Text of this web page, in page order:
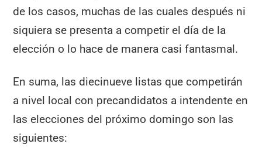
de los casos, muchas de las cuales después ni
siquiera se presenta a competir el día de la
elección o lo hace de manera casi fantasmal.
En suma, las diecinueve listas que competirán
a nivel local con precandidatos a intendente en
las elecciones del próximo domingo son las
siguientes: